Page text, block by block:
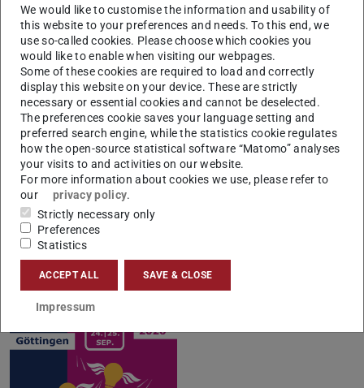
Bewerbt euch (alleine oder als Team), wenn ihr für euer
Forschungsthema brennt, andere (auch Fachfremde)
dafür begeistern möchtet und neugierig auf die Arbeit
eurer Kommiliton*innen seid!
Wir freuen uns auf eure Ideen, eure Forschung und den
gemeinsamen Austausch! Seid dabei und gestaltet die 11.
Konferenz für studentische Forschung mit.
Einreichungsfrist: 3. Mai 2026
HIer geht´s zur Webseite:
goettingen.de/de/stufo+2026/700648.html
We would like to customise the information and usability of
this website to your preferences and needs. To this end, we
use so-called cookies. Please choose which cookies you
would like to enable when visiting our webpages.
Some of these cookies are required to load and correctly
display this website on your device. These are strictly
necessary or essential cookies and cannot be deselected.
The preferences cookie saves your language setting and
preferred search engine, while the statistics cookie regulates
how the open-source statistical software “Matomo” analyses
your visits to and activities on our website.
For more information about cookies we use, please refer to
our
privacy policy.
Strictly necessary only
Preferences
Statistics
ACCEPT ALL SAVE & CLOSE
Impressum